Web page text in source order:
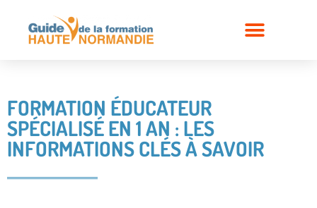
FORMATION ÉDUCATEUR
SPÉCIALISÉ EN 1 AN : LES
INFORMATIONS CLÉS À SAVOIR